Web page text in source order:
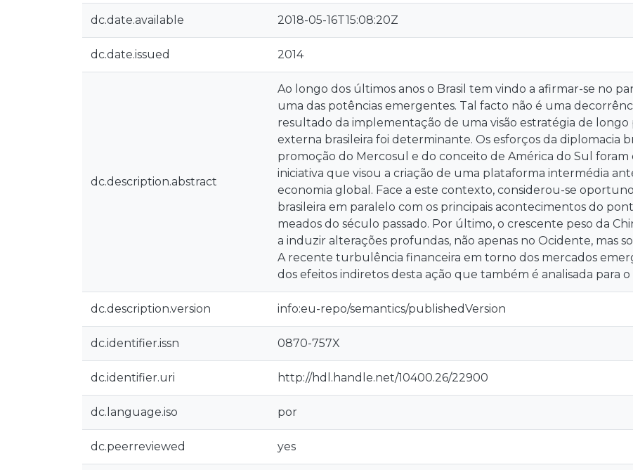
dc.date.available 2018-05-16T15:08:20Z
dc.date.issued 2014
dc.description.abstract
Ao longo dos últimos anos o Brasil tem vindo a afirmar-se no
uma das potências emergentes. Tal facto não é uma
resultado da implementação de uma visão estratégia de longo
externa brasileira foi determinante. Os esforços da diplomacia
promoção do Mercosul e do conceito de América do Sul
iniciativa que visou a criação de uma plataforma intermédia
economia global. Face a este contexto, considerou-se
brasileira em paralelo com os principais acontecimentos do
meados do século passado. Por último, o crescente peso da
a induzir alterações profundas, não apenas no Ocidente, mas
A recente turbulência financeira em torno dos mercados
dos efeitos indiretos desta ação que também é analisada para o
dc.description.version info:eu-repo/semantics/publishedVersion
dc.identifier.issn 0870-757X
dc.identifier.uri http://hdl.handle.net/10400.26/22900
dc.language.iso por
dc.peerreviewed yes